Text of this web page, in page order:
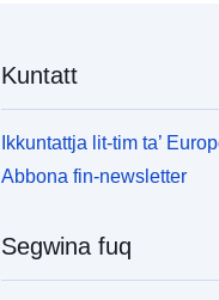
Kuntatt
Ikkuntattja lit-tim ta’
Abbona fin-newsletter
Segwina fuq